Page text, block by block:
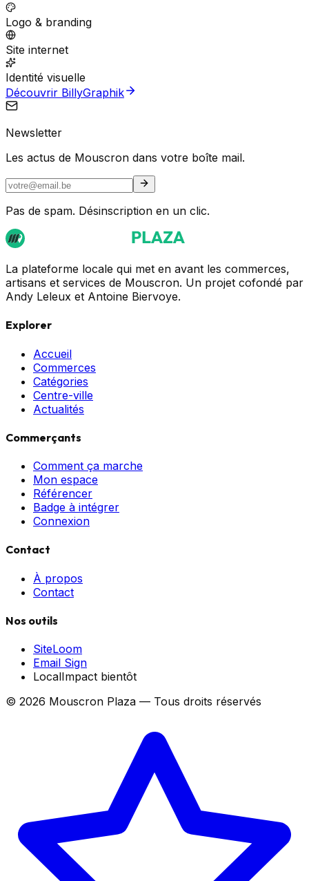
Logo & branding
Site internet
Identité visuelle
Découvrir BillyGraphik
Newsletter
Les actus de Mouscron dans votre boîte mail.
Pas de spam. Désinscription en un clic.
La plateforme locale qui met en avant les commerces,
artisans et services de Mouscron. Un projet cofondé par
Andy Leleux et Antoine Biervoye.
Explorer
Accueil
Commerces
Catégories
Centre-ville
Actualités
Commerçants
Comment ça marche
Mon espace
Référencer
Badge à intégrer
Connexion
Contact
À propos
Contact
Nos outils
SiteLoom
Email Sign
LocalImpact bientôt
© 2026 Mouscron Plaza — Tous droits réservés